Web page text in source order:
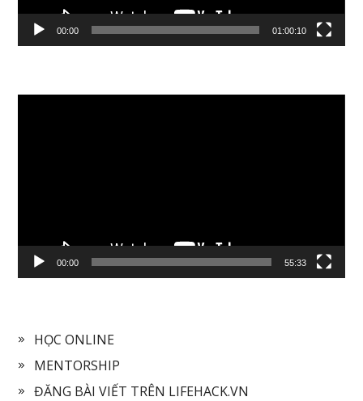
00:00 01:00:10
00:00 55:33
HỌC ONLINE
MENTORSHIP
ĐĂNG BÀI VIẾT TRÊN LIFEHACK.VN